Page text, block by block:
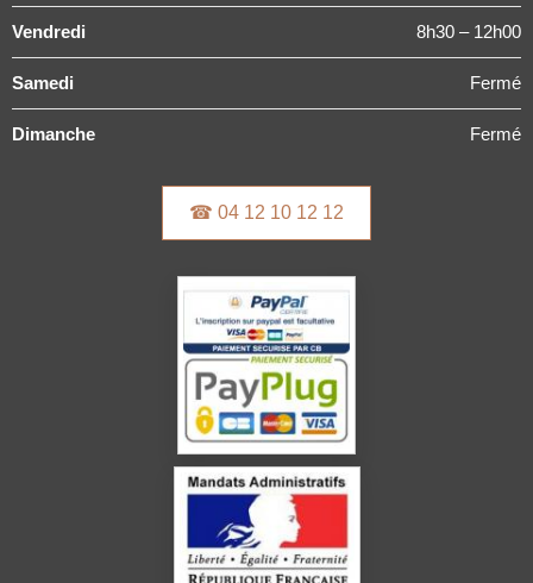
Vendredi 8h30 – 12h00
Samedi Fermé
Dimanche Fermé
☎ 04 12 10 12 12